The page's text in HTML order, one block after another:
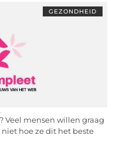
GEZONDHEID
Veel mensen willen graag
hoe ze dit het beste